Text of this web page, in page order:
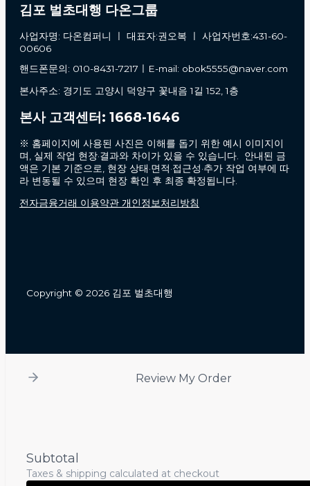
김포 벌초대행 다온그룹
사업자명: 다온컴퍼니 ㅣ 대표자:권오복 ㅣ 사업자번호:431-60-
00606
핸드폰문의: 010-8431-7217ㅣE-mail: obok5555@naver.com
본사주소: 경기도 고양시 덕양구 꽃내음 1길 152, 1층
본사 고객센터: 1668-1646
※ 홈페이지에 사용된 사진은 이해를 돕기 위한 예시 이미지이
며, 실제 작업 현장·결과와 차이가 있을 수 있습니다. 안내된 금
액은 기본 기준으로, 현장 상태·면적·접근성·추가 작업 여부에 따
라 변동될 수 있으며 현장 확인 후 최종 확정됩니다.
전자금융거래 이용약관 개인정보처리방침
Copyright © 2026 김포 벌초대행
Review My Order
Subtotal
Taxes & shipping calculated at checkout